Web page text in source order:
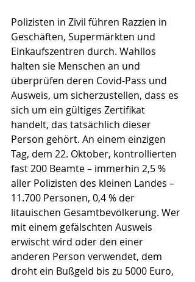
Polizisten in Zivil führen Razzien in
Geschäften, Supermärkten und
Einkaufszentren durch. Wahllos
halten sie Menschen an und
überprüfen deren Covid-Pass und
Ausweis, um sicherzustellen, dass es
sich um ein gültiges Zertifikat
handelt, das tatsächlich dieser
Person gehört. An einem einzigen
Tag, dem 22. Oktober, kontrollierten
fast 200 Beamte – immerhin 2,5 %
aller Polizisten des kleinen Landes –
11.700 Personen, 0,4 % der
litauischen Gesamtbevölkerung. Wer
mit einem gefälschten Ausweis
erwischt wird oder den einer
anderen Person verwendet, dem
droht ein Bußgeld bis zu 5000 Euro,